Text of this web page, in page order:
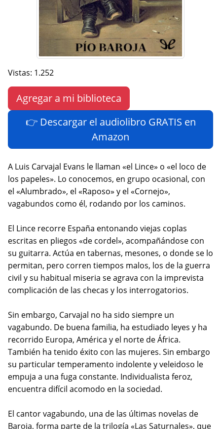
Vistas: 1.252
Agregar a mi biblioteca
👉 Descargar el audiolibro GRATIS en
Amazon
A Luis Carvajal Evans le llaman «el Lince» o «el loco de
los papeles». Lo conocemos, en grupo ocasional, con
el «Alumbrado», el «Raposo» y el «Cornejo»,
vagabundos como él, rodando por los caminos.
El Lince recorre España entonando viejas coplas
escritas en pliegos «de cordel», acompañándose con
su guitarra. Actúa en tabernas, mesones, o donde se lo
permitan, pero corren tiempos malos, los de la guerra
civil y su habitual miseria se agrava con la imprevista
complicación de las checas y los interrogatorios.
Sin embargo, Carvajal no ha sido siempre un
vagabundo. De buena familia, ha estudiado leyes y ha
recorrido Europa, América y el norte de África.
También ha tenido éxito con las mujeres. Sin embargo
su particular temperamento indolente y veleidoso le
empuja a una fuga constante. Individualista feroz,
encuentra difícil acomodo en la sociedad.
El cantor vagabundo, una de las últimas novelas de
Baroja, forma parte de la trilogía «Las Saturnales», que